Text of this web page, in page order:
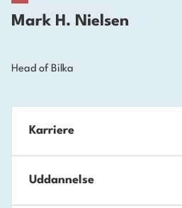
Mark H. Nielsen
Head of Bilka
Karriere
Executive Vice President, Bilka
Uddannelse